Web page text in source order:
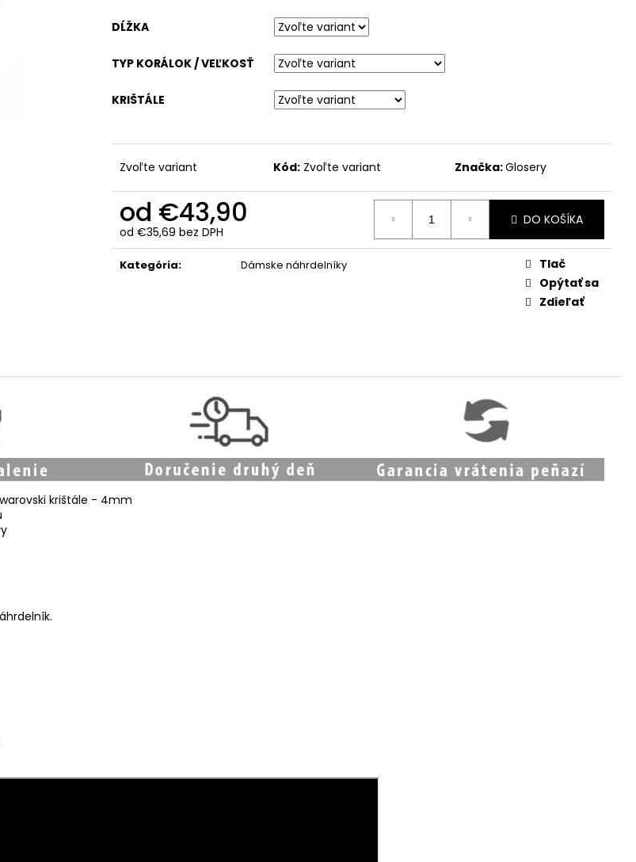
DĹŽKA
TYP KORÁLOK / VEĽKOSŤ
KRIŠTÁLE
Zvoľte variant Kód: Zvoľte variant Značka:Glosery
od €43,90
od €35,69 bez DPH
Jednotková
cena:
DO KOŠÍKA
Kategória: Dámske náhrdelníky
Tlač
Opýtať sa
Zdieľať
krištále - 4mm